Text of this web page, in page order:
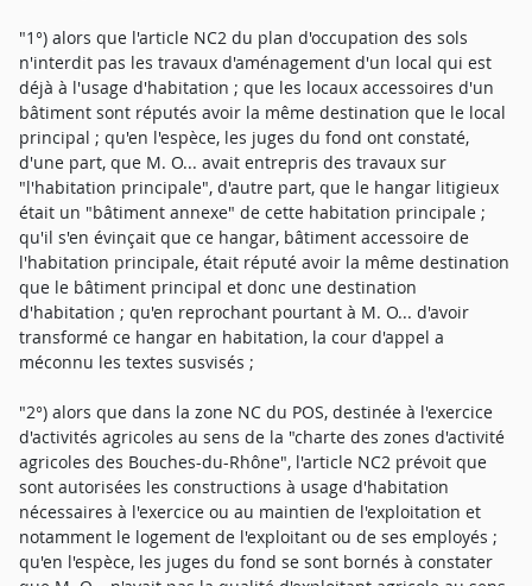
"1°) alors que l'article NC2 du plan d'occupation des sols
n'interdit pas les travaux d'aménagement d'un local qui est
déjà à l'usage d'habitation ; que les locaux accessoires d'un
bâtiment sont réputés avoir la même destination que le local
principal ; qu'en l'espèce, les juges du fond ont constaté,
d'une part, que M. O... avait entrepris des travaux sur
"l'habitation principale", d'autre part, que le hangar litigieux
était un "bâtiment annexe" de cette habitation principale ;
qu'il s'en évinçait que ce hangar, bâtiment accessoire de
l'habitation principale, était réputé avoir la même destination
que le bâtiment principal et donc une destination
d'habitation ; qu'en reprochant pourtant à M. O... d'avoir
transformé ce hangar en habitation, la cour d'appel a
méconnu les textes susvisés ;
"2°) alors que dans la zone NC du POS, destinée à l'exercice
d'activités agricoles au sens de la "charte des zones d'activité
agricoles des Bouches-du-Rhône", l'article NC2 prévoit que
sont autorisées les constructions à usage d'habitation
nécessaires à l'exercice ou au maintien de l'exploitation et
notamment le logement de l'exploitant ou de ses employés ;
qu'en l'espèce, les juges du fond se sont bornés à constater